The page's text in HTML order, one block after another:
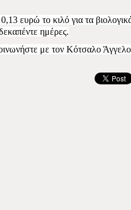
ευρώ το κιλό για τα
ημέρες.
με τον Κότσαλο